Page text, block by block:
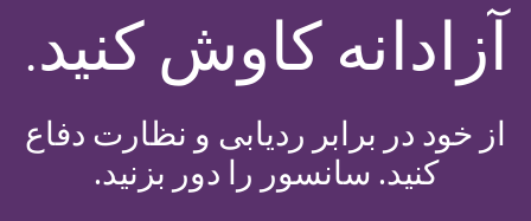
آزادانه کاوش کنید.
از خود در برابر ردیابی و نظارت دفاع
کنید. سانسور را دور بزنید.